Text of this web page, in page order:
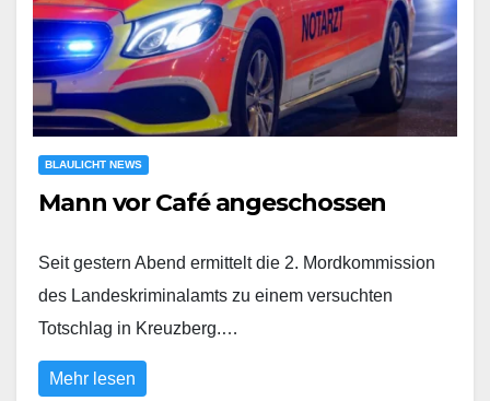
BLAULICHT NEWS
Mann vor Café angeschossen
Seit gestern Abend ermittelt die 2. Mordkommission
des Landeskriminalamts zu einem versuchten
Totschlag in Kreuzberg.…
Mehr lesen